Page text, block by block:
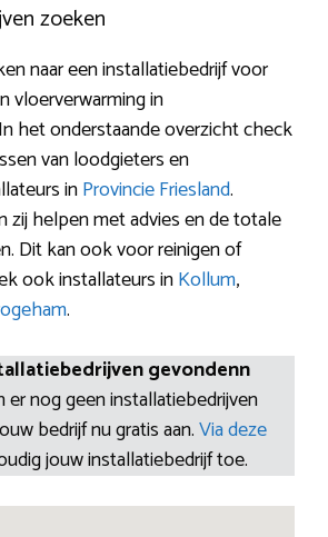
zoeken
naar een installatiebedrijf voor
vloerverwarming in
het onderstaande overzicht check
van loodgieters en
inProvincie Friesland.
zij helpen met advies en de totale
Dit kan ook voor reinigen of
ook installateurs inKollum,
.
gevondenn
er nog geen installatiebedrijven
bedrijf nu gratis aan.Via deze
jouw installatiebedrijf toe.